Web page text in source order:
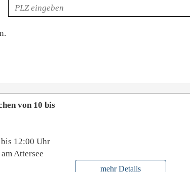
PLZ
von 10 bis
12:00 Uhr
Attersee
mehr Details